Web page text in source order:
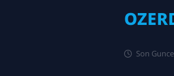
Son